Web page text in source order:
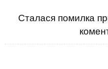
Сталася помилка